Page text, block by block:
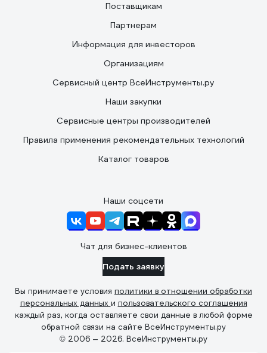
Поставщикам
Партнерам
Информация для инвесторов
Организациям
Сервисный центр ВсеИнструменты.ру
Наши закупки
Сервисные центры производителей
Правила применения рекомендательных технологий
Каталог товаров
Наши соцсети
Чат для бизнес-клиентов
Подать заявку
Вы принимаете условия политики в отношении обработки
персональных данных и пользовательского соглашения
каждый раз, когда оставляете свои данные в любой форме
обратной связи на сайте ВсеИнструменты.ру
© 2006 — 2026. ВсеИнструменты.ру